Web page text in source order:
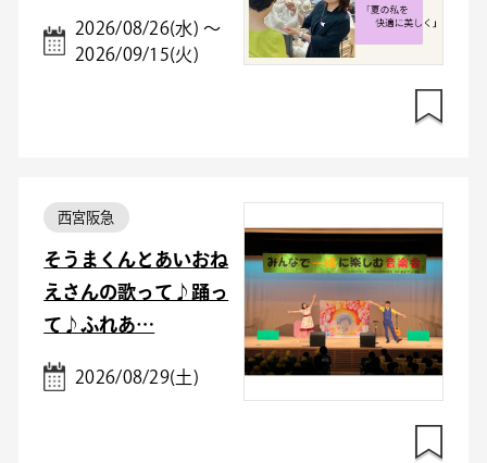
2026/08/26(水) ～
2026/09/15(火)
西宮阪急
そうまくんとあいおね
えさんの歌って♪踊っ
て♪ふれあ…
2026/08/29(土)